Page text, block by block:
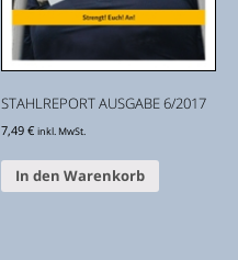
STAHLREPORT AUSGABE 6/2017
7,49€ inkl. MwSt.
In den Warenkorb